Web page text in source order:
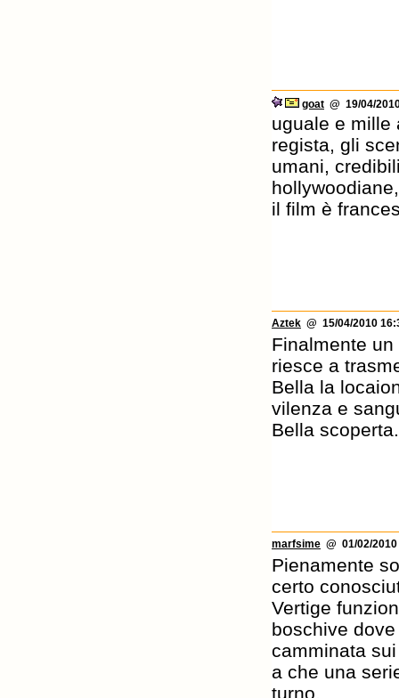
goat @ 19/04/
uguale e mille
regista, gli
umani,
il film è
Aztek @ 15/04/2010
Finalmente
riesce a
Bella la
vilenza e
Bella scoperta.
marfsime @ 01/02/
Pienamente
certo
Vertige
boschive
camminata
a che una
turno.